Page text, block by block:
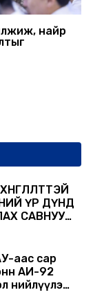
найр
ҮР ДҮНД
САВНУУД
ОРЖ
аас сар
АИ-92
нийлүүлэх